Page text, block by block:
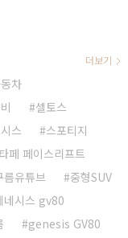
차
셀토스
스
스포티지
페 페이스리프트
유튜브
중형SUV
네시스 gv80
genesis GV80
더보기